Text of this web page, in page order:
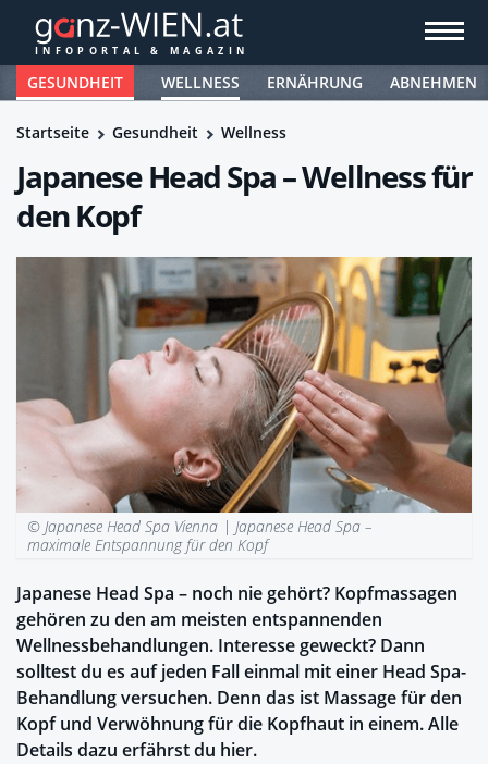
GESUNDHEIT WELLNESS ERNÄHRUNG ABNEHMEN
Startseite Gesundheit Wellness
Japanese Head Spa – Wellness für
den Kopf
© Japanese Head Spa Vienna |Japanese Head Spa –
maximale Entspannung für den Kopf
Japanese Head Spa – noch nie gehört? Kopfmassagen
gehören zu den am meisten entspannenden
Wellnessbehandlungen. Interesse geweckt? Dann
solltest du es auf jeden Fall einmal mit einer Head Spa-
Behandlung versuchen. Denn das ist Massage für den
Kopf und Verwöhnung für die Kopfhaut in einem. Alle
Details dazu erfährst du hier.